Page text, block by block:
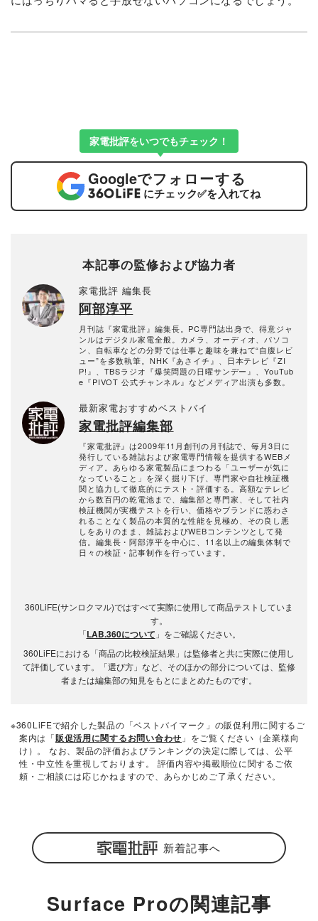
家電批評をいつでもチェック！
Googleでフォローする
にチェック✅を入れてね
本記事の監修および協力者
家電批評 編集長
阿部淳平
月刊誌『家電批評』編集長。PC専門誌出身で、得意ジャ
ンルはデジタル家電全般。カメラ、オーディオ、パソコ
ン、自転車などの分野では仕事と趣味を兼ねて“自腹レビ
ュー”を多数執筆。NHK『あさイチ』、日本テレビ『ZI
P!』、TBSラジオ『爆笑問題の日曜サンデー』、YouTub
e『PIVOT 公式チャンネル』などメディア出演も多数。
最新家電おすすめベストバイ
家電批評編集部
『家電批評』は2009年11月創刊の月刊誌で、毎月3日に
発行している雑誌および家電専門情報を提供するWEBメ
ディア。あらゆる家電製品にまつわる「ユーザーが気に
なっていること」を深く掘り下げ、専門家や自社検証機
関と協力して徹底的にテスト・評価する。高額なテレビ
から数百円の乾電池まで、編集部と専門家、そして社内
検証機関が実機テストを行い、価格やブランドに惑わさ
れることなく製品の本質的な性能を見極め、その良し悪
しをありのまま、雑誌およびWEBコンテンツとして発
信。編集長・阿部淳平を中心に、11名以上の編集体制で
日々の検証・記事制作を行っています。
360LiFE(サンロクマル)ではすべて実際に使用して商品テストしていま
す。
「LAB.360について 」をご確認ください。
360LiFEにおける「商品の比較検証結果」は監修者と共に実際に使用し
て評価しています。「選び方」など、そのほかの部分については、監修
者または編集部の知見をもとにまとめたものです。
※360LiFEで紹介した製品の「ベストバイマーク」の販促利用に関するご
案内は「販促活用に関するお問い合わせ 」をご覧ください（企業様向
け）。 なお、製品の評価およびランキングの決定に際しては、公平
性・中立性を重視しております。 評価内容や掲載順位に関するご依
頼・ご相談には応じかねますので、あらかじめご了承ください。
新着記事へ
Surface Proの関連記事